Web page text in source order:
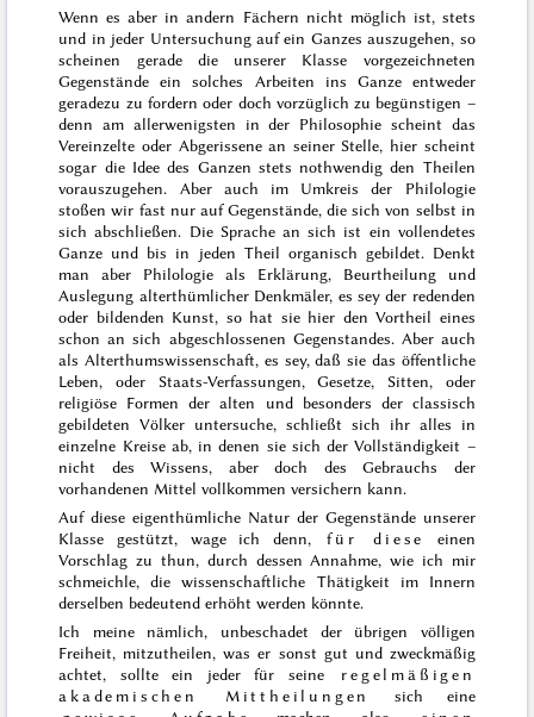
Wenn es aber in andern Fächern nicht möglich ist, stets
und in jeder Untersuchung auf ein Ganzes auszugehen, so
scheinen gerade die unserer Klasse vorgezeichneten
Gegenstände ein solches Arbeiten ins Ganze entweder
geradezu zu fordern oder doch vorzüglich zu begünstigen –
denn am allerwenigsten in der Philosophie scheint das
Vereinzelte oder Abgerissene an seiner Stelle, hier scheint
sogar die Idee des Ganzen stets nothwendig den Theilen
vorauszugehen. Aber auch im Umkreis der Philologie
stoßen wir fast nur auf Gegenstände, die sich von selbst in
sich abschließen. Die Sprache an sich ist ein vollendetes
Ganze und bis in jeden Theil organisch gebildet. Denkt
man aber Philologie als Erklärung, Beurtheilung und
Auslegung alterthümlicher Denkmäler, es sey der redenden
oder bildenden Kunst, so hat sie hier den Vortheil eines
schon an sich abgeschlossenen Gegenstandes. Aber auch
als Alterthumswissenschaft, es sey, daß sie das öffentliche
Leben, oder Staats-Verfassungen, Gesetze, Sitten, oder
religiöse Formen der alten und besonders der classisch
gebildeten Völker untersuche, schließt sich ihr alles in
einzelne Kreise ab, in denen sie sich der Vollständigkeit –
nicht des Wissens, aber doch des Gebrauchs der
vorhandenen Mittel vollkommen versichern kann.
Auf diese eigenthümliche Natur der Gegenstände unserer
Klasse gestützt, wage ich denn,
für diese
einen
Vorschlag zu thun, durch dessen Annahme, wie ich mir
schmeichle, die wissenschaftliche Thätigkeit im Innern
derselben bedeutend erhöht werden könnte.
Ich meine nämlich, unbeschadet der übrigen völligen
Freiheit, mitzutheilen, was er sonst gut und zweckmäßig
achtet, sollte ein jeder für seine
regelmäßigen
akademischen Mittheilungen
sich eine